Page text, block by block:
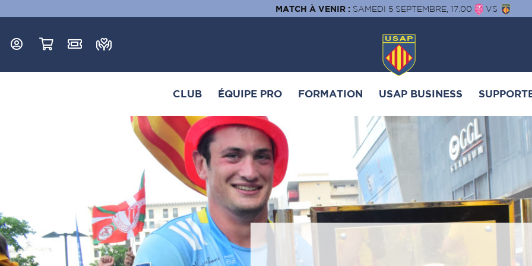
MATCH À VENIR : SAMEDI 5 SEPTEMBRE, 17:00 VS
CLUB ÉQUIPE PRO FORMATION USAP BUSINESS